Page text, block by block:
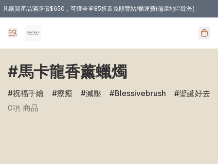
凡購買產品滿淨價$650，可獲全單85折及免順豐站/櫃運費(偏遠地區除外)
#馬卡龍香薰蠟燭
祝福手繪 療癒 減壓 Blessivebrush
聖誕好去處
0項 商品